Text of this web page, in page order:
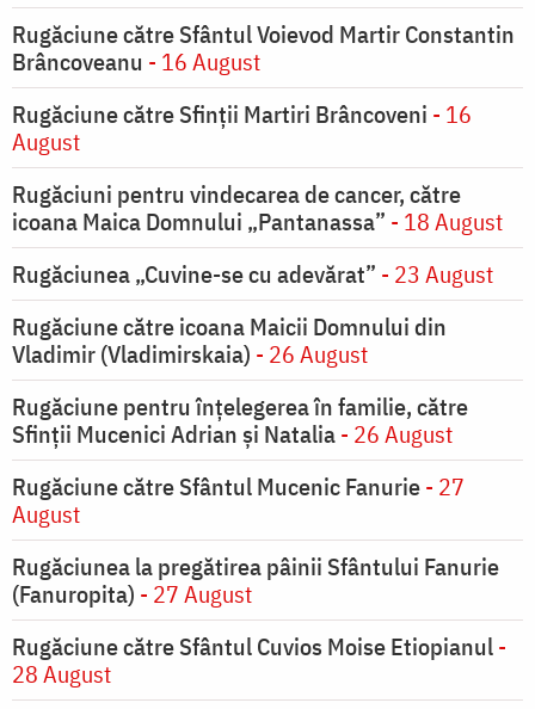
Rugăciune către Sfântul Voievod Martir Constantin
Brâncoveanu - 16 August
Rugăciune către Sfinții Martiri Brâncoveni - 16
August
Rugăciuni pentru vindecarea de cancer, către
icoana Maica Domnului „Pantanassa” - 18 August
Rugăciunea „Cuvine-se cu adevărat” - 23 August
Rugăciune către icoana Maicii Domnului din
Vladimir (Vladimirskaia) - 26 August
Rugăciune pentru înţelegerea în familie, către
Sfinţii Mucenici Adrian şi Natalia- 26 August
Rugăciune către Sfântul Mucenic Fanurie- 27
August
Rugăciunea la pregătirea pâinii Sfântului Fanurie
(Fanuropita) - 27 August
Rugăciune către Sfântul Cuvios Moise Etiopianul-
28 August